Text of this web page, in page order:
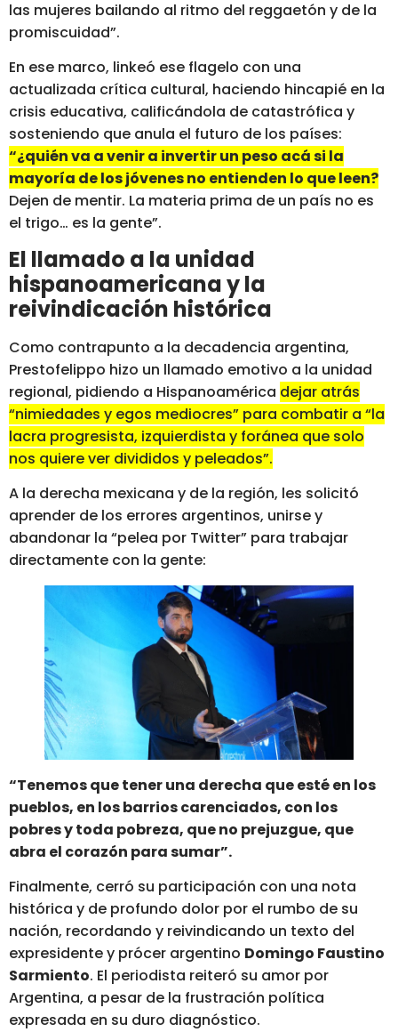
las mujeres bailando al ritmo del reggaetón y de la
promiscuidad”.
En ese marco, linkeó ese flagelo con una
actualizada crítica cultural, haciendo hincapié en la
crisis educativa, calificándola de catastrófica y
sosteniendo que anula el futuro de los países:
“¿quién va a venir a invertir un peso acá si la
mayoría de los jóvenes no entienden lo que leen?
Dejen de mentir. La materia prima de un país no es
el trigo… es la gente”.
El llamado a la unidad
hispanoamericana y la
reivindicación histórica
Como contrapunto a la decadencia argentina,
Prestofelippo hizo un llamado emotivo a la unidad
regional, pidiendo a Hispanoamérica dejar atrás
“nimiedades y egos mediocres” para combatir a “la
lacra progresista, izquierdista y foránea que solo
nos quiere ver divididos y peleados”.
A la derecha mexicana y de la región, les solicitó
aprender de los errores argentinos, unirse y
abandonar la “pelea por Twitter” para trabajar
directamente con la gente:
“Tenemos que tener una derecha que esté en los
pueblos, en los barrios carenciados, con los
pobres y toda pobreza, que no prejuzgue, que
abra el corazón para sumar”.
Finalmente, cerró su participación con una nota
histórica y de profundo dolor por el rumbo de su
nación, recordando y reivindicando un texto del
expresidente y prócer argentino Domingo Faustino
Sarmiento. El periodista reiteró su amor por
Argentina, a pesar de la frustración política
expresada en su duro diagnóstico.